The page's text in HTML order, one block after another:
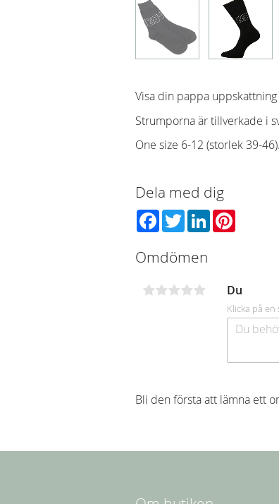
Visa din pappa
Strumporna är tillverkade i
One size 6-12 (storlek 39-46).
Dela med dig
Facebook
TwitterLinkedIn
Omdömen
Du
Klicka på
Bli den första att lämna ett